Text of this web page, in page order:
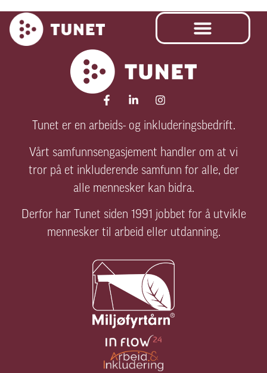
Tunet er en arbeids- og inkluderingsbedrift.
Vårt samfunnsengasjement handler om at vi
tror på et inkluderende samfunn for alle, der
alle mennesker kan bidra.
Derfor har Tunet siden 1991 jobbet for å utvikle
mennesker til arbeid eller utdanning.